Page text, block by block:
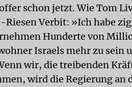
schon jetzt. Wie Tom
Riesen Verbit: »Ich habe
Hunderte von
Israels mehr zu sein
wir, die treibenden
wird die Regierung an